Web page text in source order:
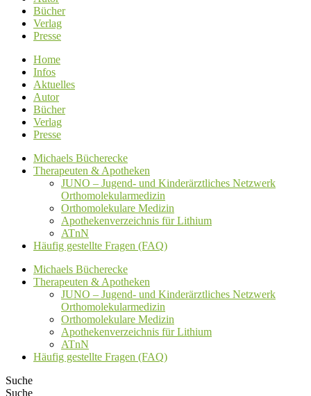
Bücher
Verlag
Presse
Home
Infos
Aktuelles
Autor
Bücher
Verlag
Presse
Michaels Bücherecke
Therapeuten & Apotheken
JUNO – Jugend- und Kinderärztliches Netzwerk
Orthomolekularmedizin
Orthomolekulare Medizin
Apothekenverzeichnis für Lithium
ATnN
Häufig gestellte Fragen (FAQ)
Michaels Bücherecke
Therapeuten & Apotheken
JUNO – Jugend- und Kinderärztliches Netzwerk
Orthomolekularmedizin
Orthomolekulare Medizin
Apothekenverzeichnis für Lithium
ATnN
Häufig gestellte Fragen (FAQ)
Suche
Suche